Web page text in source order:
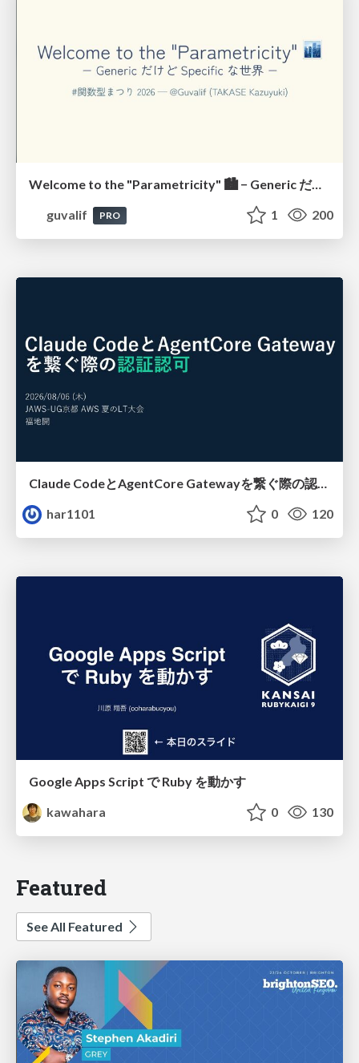
Welcome to the "Parametricity" 🏙️ − Generic だけど Specific な世界 −
guvalif
PRO 1 200
har1101
0 120
Google Apps Script で Ruby を動かす
kawahara
0 130
Featured
See All Featured